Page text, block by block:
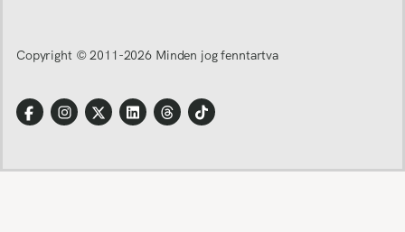
Copyright © 2011-2026 Minden jog fenntartva